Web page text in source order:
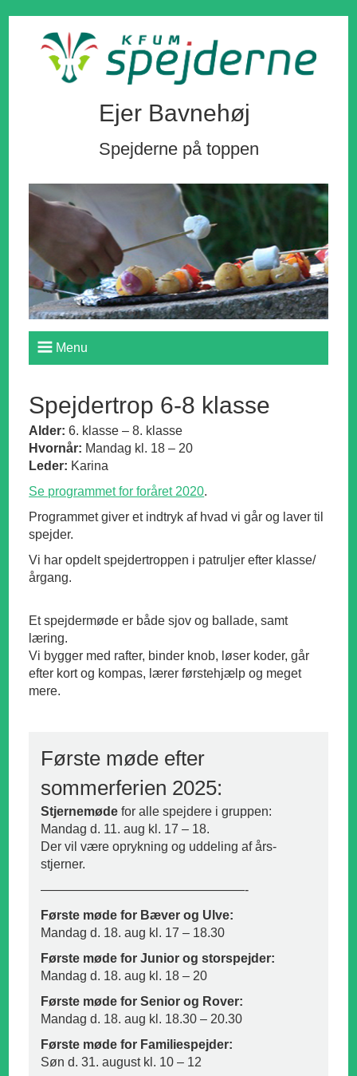
Ejer Bavnehøj
Spejderne på toppen
Menu
Spejdertrop 6-8 klasse
Alder: 6. klasse – 8. klasse
Hvornår: Mandag kl. 18 – 20
Leder: Karina
Se programmet for foråret 2020.
Programmet giver et indtryk af hvad vi går og laver til
spejder.
Vi har opdelt spejdertroppen i patruljer efter klasse/
årgang.
Et spejdermøde er både sjov og ballade, samt
læring.
Vi bygger med rafter, binder knob, løser koder, går
efter kort og kompas, lærer førstehjælp og meget
mere.
Første møde efter
sommerferien 2025:
Stjernemøde for alle spejdere i gruppen:
Mandag d. 11. aug kl. 17 – 18.
Der vil være oprykning og uddeling af års-
stjerner.
————————————————-
Første møde for Bæver og Ulve:
Mandag d. 18. aug kl. 17 – 18.30
Første møde for Junior og storspejder:
Mandag d. 18. aug kl. 18 – 20
Første møde for Senior og Rover:
Mandag d. 18. aug kl. 18.30 – 20.30
Første møde for Familiespejder:
Søn d. 31. august kl. 10 – 12